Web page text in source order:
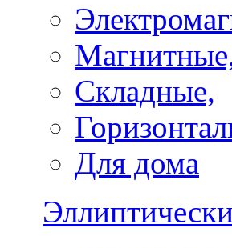
Складные,
Для дома